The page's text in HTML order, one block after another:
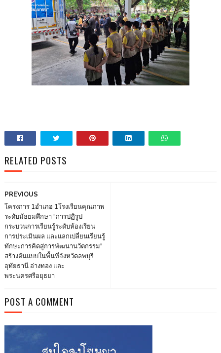
RELATED POSTS
PREVIOUS
โครงการ 1อำเภอ 1โรงเรียนคุณภาพ
ระดับมัธยมศึกษา "การปฏิรูป
กระบวนการเรียนรู้ระดับห้องเรียน
การประเมินผล และแลกเปลี่ยนเรียนรู้
ทักษะการคิดสู่การพัฒนานวัตกรรม"
สร้างต้นแบบในพื้นที่จังหวัดลพบุรี
อุทัยธานี อ่างทอง และ
พระนครศรีอยุธยา
POST A COMMENT